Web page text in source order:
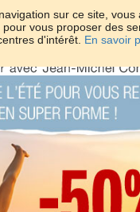
sur ce site, vous
vous proposer des
d'intérêt. En savoir
solutions pour maigrir
dans sa peau